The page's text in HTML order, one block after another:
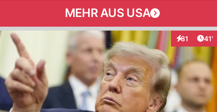
MEHR AUS USA
81
Interaktionen
41'